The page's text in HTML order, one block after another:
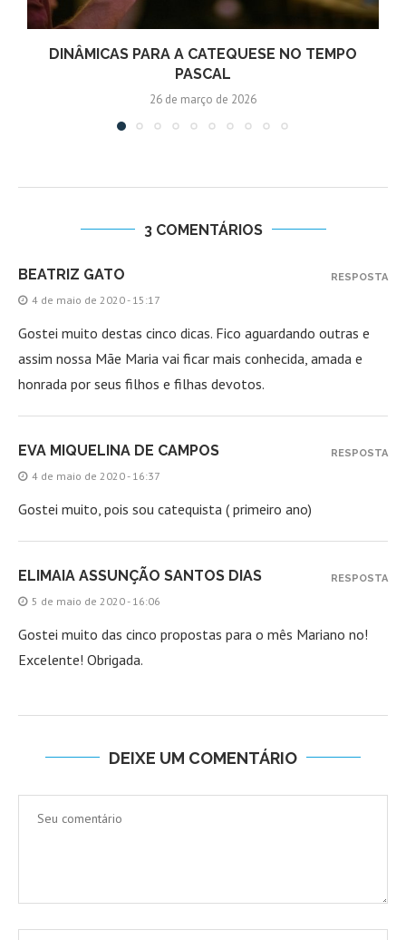
DINÂMICAS PARA A CATEQUESE NO TEMPO
PASCAL
26 de março de 2026
3 COMENTÁRIOS
BEATRIZ GATO
4 de maio de 2020 - 15:17
Gostei muito destas cinco dicas. Fico aguardando outras e
assim nossa Mãe Maria vai ficar mais conhecida, amada e
honrada por seus filhos e filhas devotos.
RESPOSTA
EVA MIQUELINA DE CAMPOS
4 de maio de 2020 - 16:37
Gostei muito, pois sou catequista ( primeiro ano)
RESPOSTA
ELIMAIA ASSUNÇÃO SANTOS DIAS
5 de maio de 2020 - 16:06
Gostei muito das cinco propostas para o mês Mariano no!
Excelente! Obrigada.
RESPOSTA
DEIXE UM COMENTÁRIO